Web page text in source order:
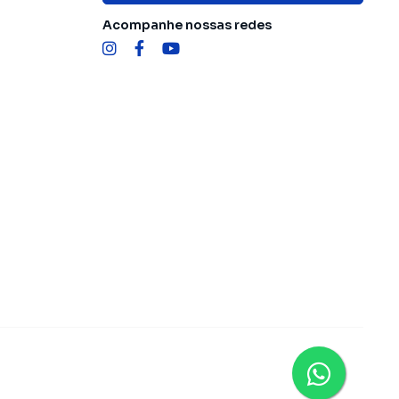
Acompanhe nossas redes